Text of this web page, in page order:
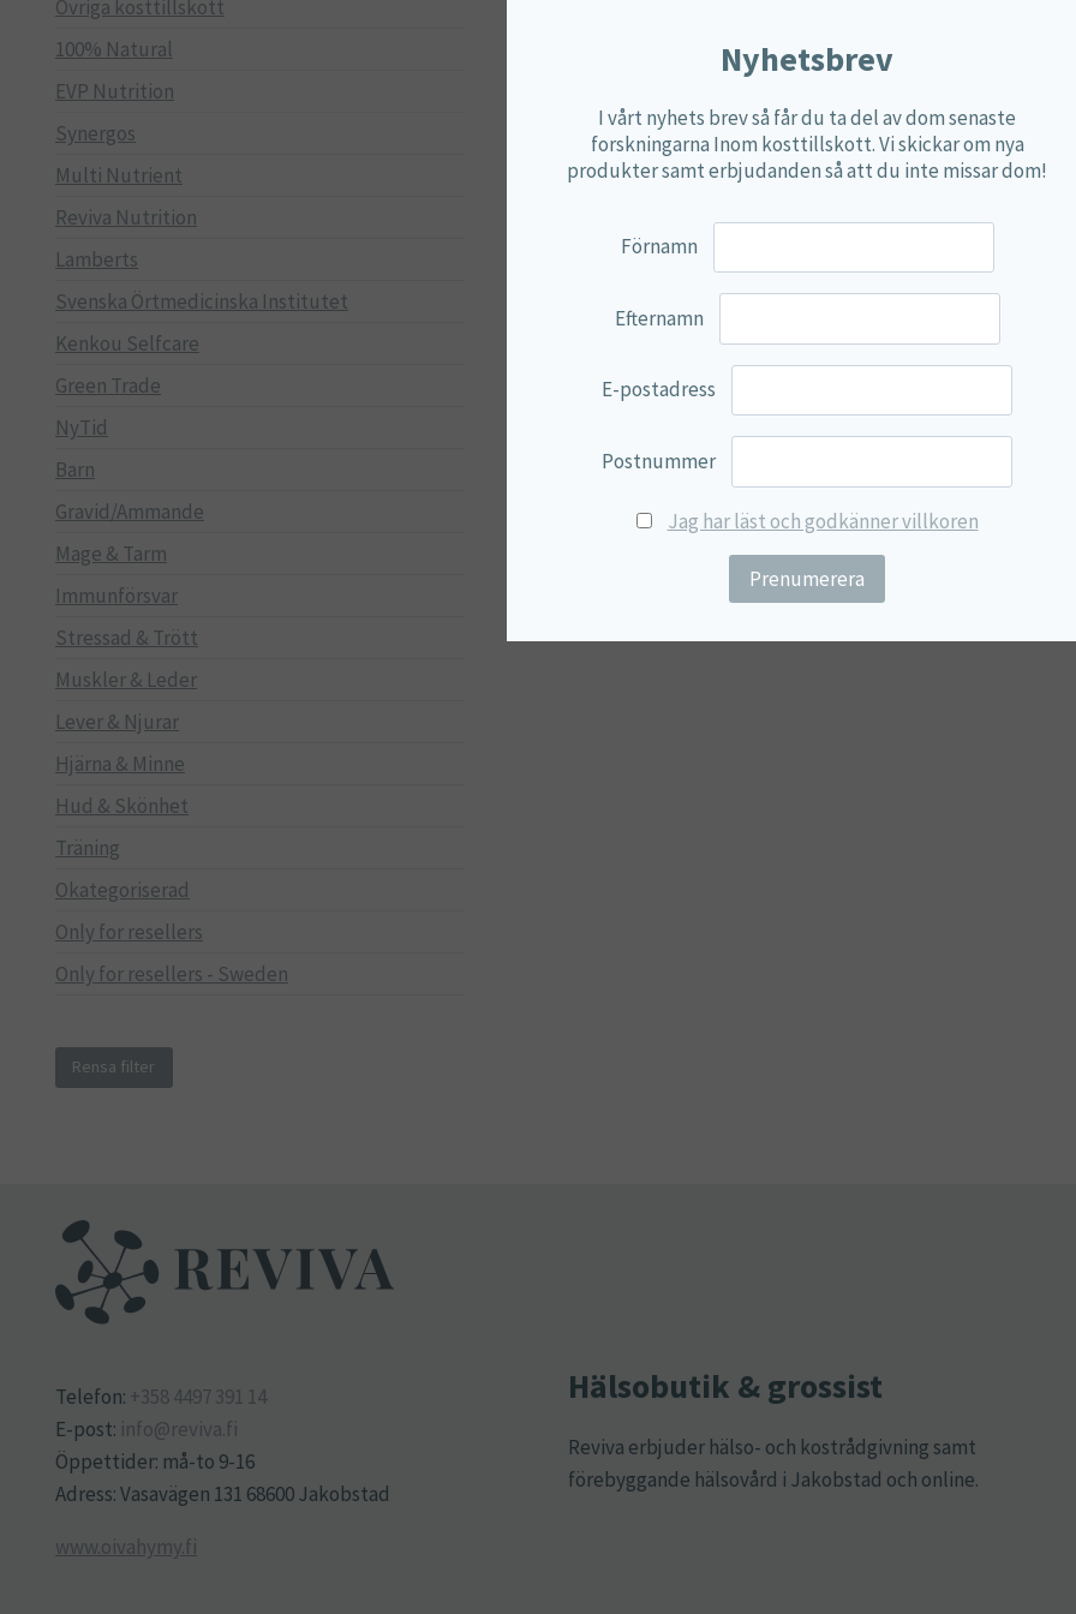
kan
på
produktsidan
Lägg till i varukorg
Övriga kosttillskott
100% Natural
EVP Nutrition
Synergos
Multi Nutrient
Reviva Nutrition
Lamberts
Svenska Örtmedicinska Institutet
Kenkou Selfcare
Green Trade
NyTid
Barn
Gravid/Ammande
Mage & Tarm
Immunförsvar
Stressad & Trött
Muskler & Leder
Lever & Njurar
Hjärna & Minne
Hud & Skönhet
Träning
Okategoriserad
Only for resellers
Only for resellers - Sweden
Rensa filter
Telefon: +358 4497 391 14
E-post: info@reviva.fi
Öppettider: må-to 9-16
Adress: Vasavägen 131 68600 Jakobstad
www.oivahymy.fi
Hälsobutik & grossist
Reviva erbjuder hälso- och kostrådgivning samt
förebyggande hälsovård i Jakobstad och online.
Nyhetsbrev
I vårt nyhets brev så får du ta del av dom senaste
forskningarna Inom kosttillskott. Vi skickar om nya
produkter samt erbjudanden så att du inte missar dom!
Förnamn
Efternamn
E-postadress
Postnummer
Jag har läst och godkänner villkoren